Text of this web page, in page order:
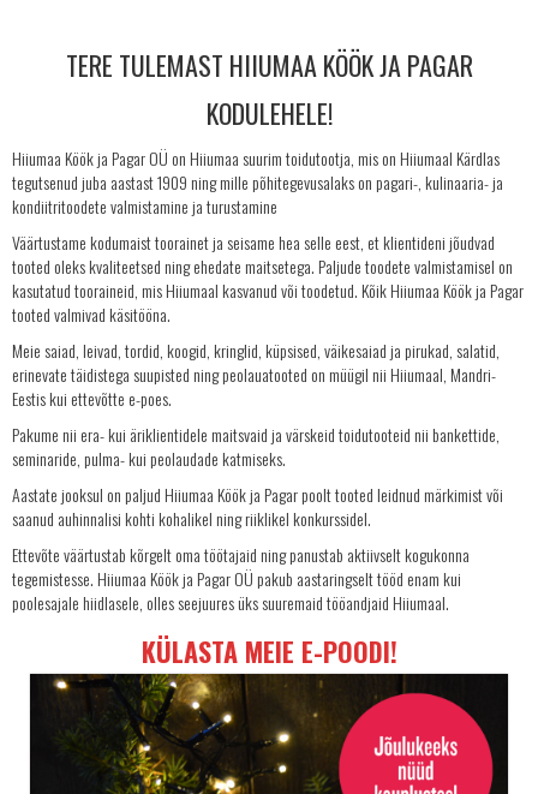
TORDID
SALATID
Šašlõkid
KONTAKT
AJALUGU
MÜÜGIKOHAD
TELLIMINE
PAKUME TÖÖD
TERE TULEMAST HIIUMAA KÖÖK JA PAGAR
KODULEHELE!
Hiiumaa Köök ja Pagar OÜ on Hiiumaa suurim toidutootja, mis on Hiiumaal Kärdlas
tegutsenud juba aastast 1909 ning mille põhitegevusalaks on pagari-, kulinaaria- ja
kondiitritoodete valmistamine ja turustamine
Väärtustame kodumaist toorainet ja seisame hea selle eest, et klientideni jõudvad
tooted oleks kvaliteetsed ning ehedate maitsetega. Paljude toodete valmistamisel on
kasutatud tooraineid, mis Hiiumaal kasvanud või toodetud. Kõik Hiiumaa Köök ja Pagar
tooted valmivad käsitööna.
Meie saiad, leivad, tordid, koogid, kringlid, küpsised, väikesaiad ja pirukad, salatid,
erinevate täidistega suupisted ning peolauatooted on müügil nii Hiiumaal, Mandri-
Eestis kui ettevõtte e-poes.
Pakume nii era- kui äriklientidele maitsvaid ja värskeid toidutooteid nii bankettide,
seminaride, pulma- kui peolaudade katmiseks.
Aastate jooksul on paljud Hiiumaa Köök ja Pagar poolt tooted leidnud märkimist või
saanud auhinnalisi kohti kohalikel ning riiklikel konkurssidel.
Ettevõte väärtustab kõrgelt oma töötajaid ning panustab aktiivselt kogukonna
tegemistesse. Hiiumaa Köök ja Pagar OÜ pakub aastaringselt tööd enam kui
poolesajale hiidlasele, olles seejuures üks suuremaid tööandjaid Hiiumaal.
KÜLASTA MEIE E-POODI!